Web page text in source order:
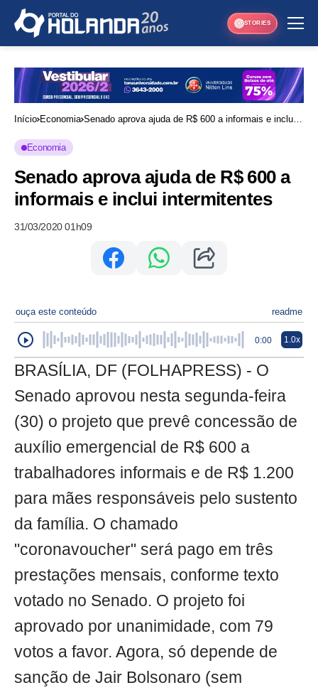
STORIES
Início Economia Senado aprova ajuda de R$ 600 a informais e inclui
Economia
Senado aprova ajuda de R$ 600 a
informais e inclui intermitentes
31/03/2020 01h09
ouça este conteúdo readme
0:00 1.0x
BRASÍLIA, DF (FOLHAPRESS) - O
Senado aprovou nesta segunda-feira
(30) o projeto que prevê concessão de
auxílio emergencial de R$ 600 a
trabalhadores informais e de R$ 1.200
para mães responsáveis pelo sustento
da família. O chamado
"coronavoucher" será pago em três
prestações mensais, conforme texto
votado no Senado. O projeto foi
aprovado por unanimidade, com 79
votos a favor. Agora, só depende de
sanção de Jair Bolsonaro (sem